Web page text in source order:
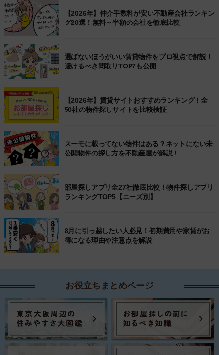
【2026年】仲介手数料が安い不動産会社ランキン
グ20選！無料～半額の会社を徹底比較
選ばないほうがいい賃貸物件をプロ視点で解説！
避けるべき間取りTOP7も公開
【2026年】賃貸サイトおすすめランキング！全
50社の物件探しサイトを比較検証
スーモに載ってない物件はある？ネットにない未
公開物件の探し方を不動産屋が解説！
部屋探しアプリ全27社徹底比較！物件探しアプリ
ランキングTOP5【ニーズ別】
8月に引っ越したい人必見！初期費用や家賃がお
得になる理由や注意点を解説
お役立ちまとめページ